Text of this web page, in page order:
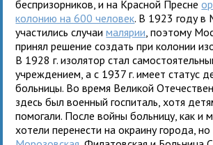
беспризорников, и на Красной Пресне
колонию на 600 человек. В 1923 году в
участились случаималярии , поэтому
принял решение создать при колонии
В 1928 г. изолятор стал
учреждением, а с 1937 г. имеет статус
больницы. Во время Великой
здесь был военный госпиталь, хотя
помогали. После войны больницу, как и
хотели перенести на окраину города, но